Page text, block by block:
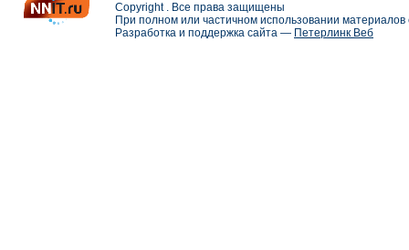
Copyright . Все права защищены
При полном или частичном использовании
Разработка и поддержка сайта — Петерлинк Веб